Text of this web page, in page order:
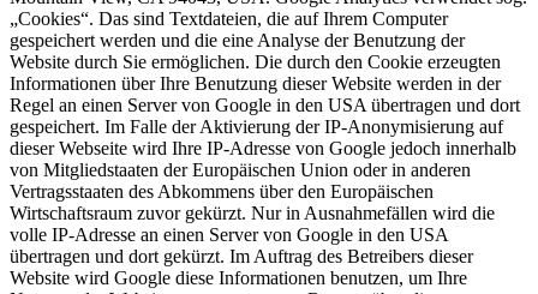
„Cookies“. Das sind Textdateien, die auf Ihrem Computer
gespeichert werden und die eine Analyse der Benutzung der
Website durch Sie ermöglichen. Die durch den Cookie erzeugten
Informationen über Ihre Benutzung dieser Website werden in der
Regel an einen Server von Google in den USA übertragen und dort
gespeichert. Im Falle der Aktivierung der IP-Anonymisierung auf
dieser Webseite wird Ihre IP-Adresse von Google jedoch innerhalb
von Mitgliedstaaten der Europäischen Union oder in anderen
Vertragsstaaten des Abkommens über den Europäischen
Wirtschaftsraum zuvor gekürzt. Nur in Ausnahmefällen wird die
volle IP-Adresse an einen Server von Google in den USA
übertragen und dort gekürzt. Im Auftrag des Betreibers dieser
Website wird Google diese Informationen benutzen, um Ihre